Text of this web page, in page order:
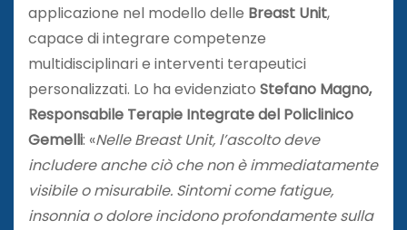
applicazione nel modello delle Breast Unit,
capace di integrare competenze
multidisciplinari e interventi terapeutici
personalizzati. Lo ha evidenziato Stefano Magno,
Responsabile Terapie Integrate del Policlinico
Gemelli: «Nelle Breast Unit, l’ascolto deve
includere anche ciò che non è immediatamente
visibile o misurabile. Sintomi come fatigue,
insonnia o dolore incidono profondamente sulla